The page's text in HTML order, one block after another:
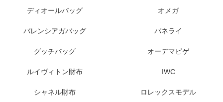
ディオールバッグ
バレンシアガバッグ
グッチバッグ
ルイヴィトン財布
シャネル財布
オメガ
パネライ
オーデマピゲ
IWC
ロレックスモデル